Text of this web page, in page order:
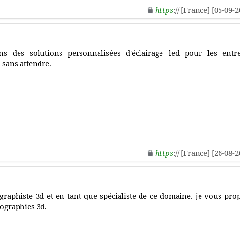
https:// [France] [05-09-
des solutions personnalisées d'éclairage led pour les
attendre.
https:// [France] [26-08-
3d et en tant que spécialiste de ce domaine, je vous
3d.